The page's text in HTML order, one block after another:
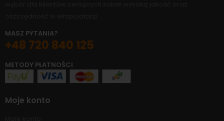
MASZ PYTANIA?
+48 720 840 125
METODY PŁATNOŚCI
Moje konto